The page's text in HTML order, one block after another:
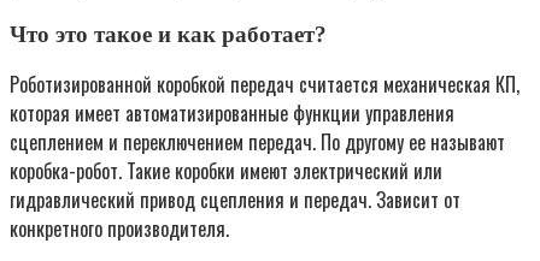
Что это такое и как работает?
Роботизированной коробкой передач считается механическая КП,
которая имеет автоматизированные функции управления
сцеплением и переключением передач. По другому ее называют
коробка-робот. Такие коробки имеют электрический или
гидравлический привод сцепления и передач. Зависит от
конкретного производителя.